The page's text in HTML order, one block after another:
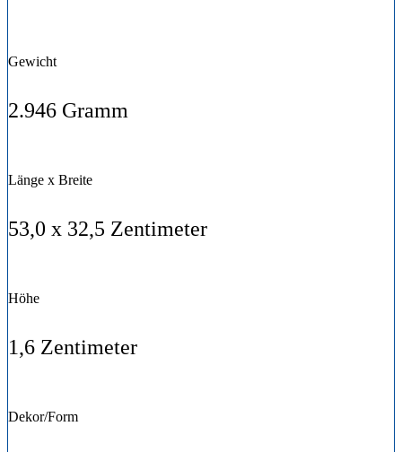
Gewicht
2.946 Gramm
Länge x Breite
53,0 x 32,5 Zentimeter
Höhe
1,6 Zentimeter
Dekor/Form